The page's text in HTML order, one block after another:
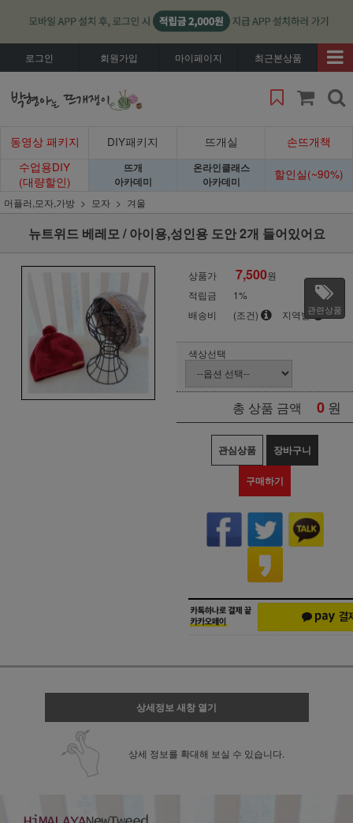
로그인 회원가입 마이페이지 최근본상품
동영상 패키지 DIY패키지 뜨개실
손뜨개책
수업용DIY
(대량할인)
뜨개
아카데미
온라인클래스
아카데미
할인실(~90%)
머플러,모자,가방 모자 겨울
뉴트위드 베레모 / 아이용,성인용 도안 2개 들어있어요
상품가 7,500원
적립금
1%
배송비
(조건) 지역별관련상품
색상선택
총 상품 금액 0 원
관심상품 장바구니
구매하기
상세정보 새창 열기
상세 정보를 확대해 보실 수 있습니다.